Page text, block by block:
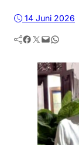
14 Juni 2026
Facebook Twitter Mail WhatsApp